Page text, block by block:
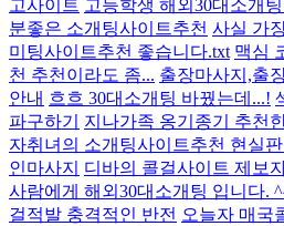
고사이트 고등학생 해외30대소개
분좋은 소개팅사이트추천 사실 가
미팅사이트추천 좋습니다.txt 맥심
천 추천이라도 좀... 출장마사지,출
안내 흐흐 30대소개팅 바꿨는데...!
파구하기
지나가족 옹기종기 추천
자취녀의 소개팅사이트추천 현실
인마사지
디바의 콜걸사이트 제보
사람에게 해외30대소개팅 입니다.
걸적발 충격적인 반전 오늘자 매국